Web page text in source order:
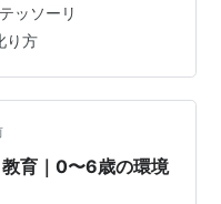
やもやしていまし
法が書いてある 人に
本に頼ります。 やっ
んですよね～。 『き
てと言えば、モンテ
ッソーリ
り方
育｜0〜6歳の環境